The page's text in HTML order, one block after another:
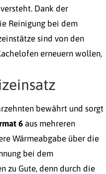
Dank der
Reinigung bei dem
sind von den
erneuern wollen,
bewährt und sorgt
6 aus mehreren
Wärmeabgabe über die
bei dem
zu Gute, denn durch die